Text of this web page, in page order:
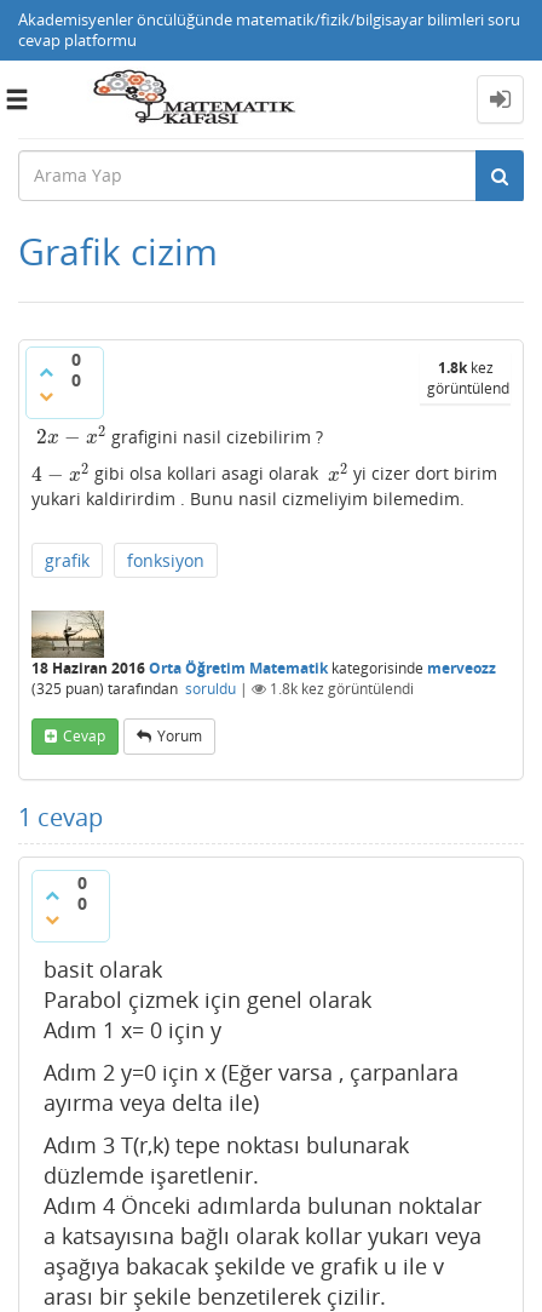
Akademisyenler öncülüğünde matematik/fizik/bilgisayar bilimleri soru
cevap platformu
Toggle
Grafik cizim
0
0
1.8kkez
görüntülendi
2x − x2
2x− x2 grafigini nasil cizebilirim ?
4 − x2
4−x2 gibi olsa kollari asagi olarakx2
x2 yi cizer dort birim
yukari kaldirirdim . Bunu nasil cizmeliyim bilemedim.
grafik fonksiyon
18 Haziran 2016Orta Öğretim Matematikkategorisinde merveozz
(325 puan) tarafından soruldu | 1.8k kez görüntülendi
Cevap Yorum
1 cevap
0
0
basit olarak
Parabol çizmek için genel olarak
Adım 1 x= 0 için y
Adım 2 y=0 için x (Eğer varsa , çarpanlara
ayırma veya delta ile)
Adım 3 T(r,k) tepe noktası bulunarak
düzlemde işaretlenir.
Adım 4 Önceki adımlarda bulunan noktalar
a katsayısına bağlı olarak kollar yukarı veya
aşağıya bakacak şekilde ve grafik u ile v
arası bir şekile benzetilerek çizilir.